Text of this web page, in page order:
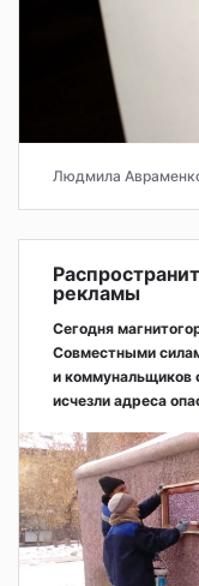
Людмила
рекламы
Сегодня
Совместными
и коммунальщиков
исчезли адреса